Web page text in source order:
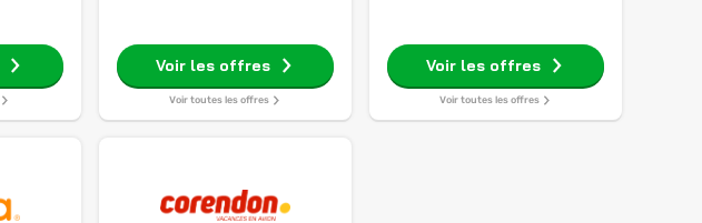
Voir les offres
Voir toutes les offres
Voir les offres
Voir toutes les offres